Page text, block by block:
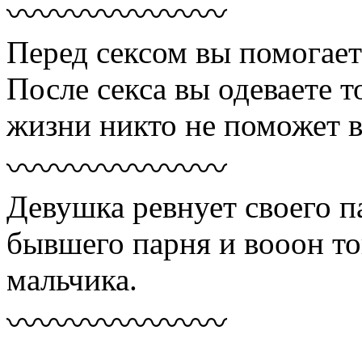
〰〰〰〰〰〰〰
Перед сексом вы
После секса вы одеваете
жизни никто не поможет
〰〰〰〰〰〰〰
Девушка ревнует своего
бывшего парня и вооон
мальчика.
〰〰〰〰〰〰〰